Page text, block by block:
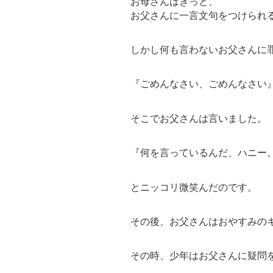
お父さんに一言文句をつけられ
しかし何も言わないお父さんに
『ごめんなさい、ごめんなさ
そこでお父さんは言いました。
『何を言っているんだ、ハニ
とニッコリ微笑んだのです。
その後、お父さんはおやすみの
その時、少年はお父さんに疑問